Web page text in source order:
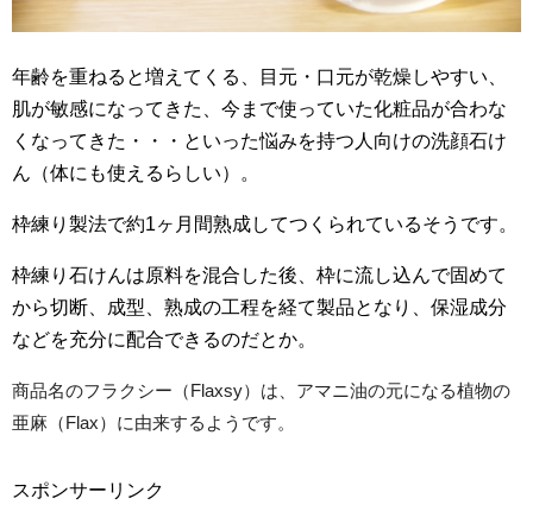
年齢を重ねると増えてくる、目元・口元が乾燥しやすい、
肌が敏感になってきた、今まで使っていた化粧品が合わな
くなってきた・・・といった悩みを持つ人向けの洗顔石け
ん（体にも使えるらしい）。
枠練り製法で約1ヶ月間熟成してつくられているそうです。
枠練り石けんは原料を混合した後、枠に流し込んで固めて
から切断、成型、熟成の工程を経て製品となり、保湿成分
などを充分に配合できるのだとか。
商品名のフラクシー（Flaxsy）は、アマニ油の元になる植物の
亜麻（Flax）に由来するようです。
スポンサーリンク